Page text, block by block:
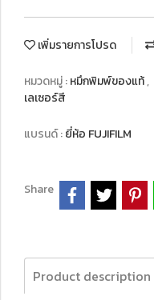
เพิ่มรายการโปรด
หมวดหมู่ :หมึกพิมพ์ของแท้,
เลเซอร์สี
แบรนด์ :ยี่ห้อ FUJIFILM
Share
Product description